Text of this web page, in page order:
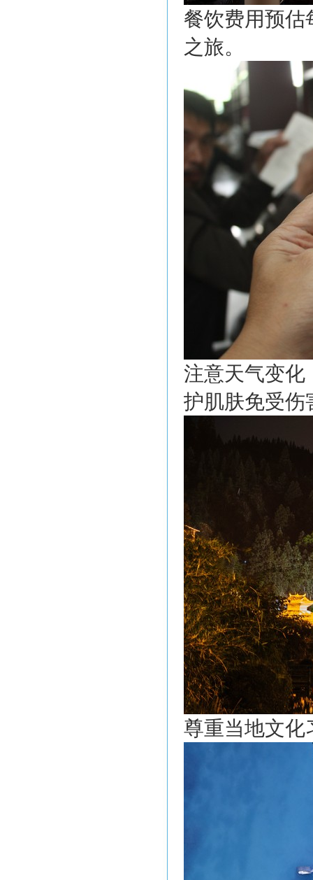
餐饮费用预估
之旅。
注意天气变化
护肌肤免受伤
尊重当地文化